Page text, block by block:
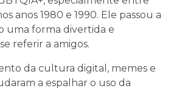
anos 1980 e 1990. Ele passou a
uma forma divertida e
referir a amigos.
da cultura digital, memes e
a espalhar o uso da